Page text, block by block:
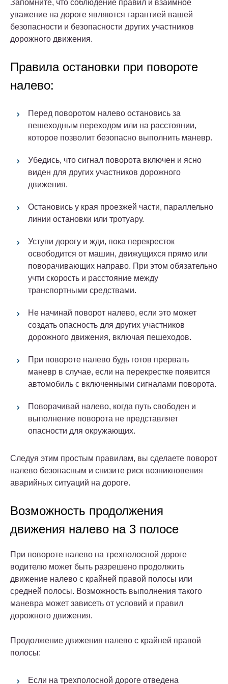
Запомните, что соблюдение правил и взаимное
уважение на дороге являются гарантией вашей
безопасности и безопасности других участников
дорожного движения.
Правила остановки при повороте
налево:
Перед поворотом налево остановись за
пешеходным переходом или на расстоянии,
которое позволит безопасно выполнить маневр.
Убедись, что сигнал поворота включен и ясно
виден для других участников дорожного
движения.
Остановись у края проезжей части, параллельно
линии остановки или тротуару.
Уступи дорогу и жди, пока перекресток
освободится от машин, движущихся прямо или
поворачивающих направо. При этом обязательно
учти скорость и расстояние между
транспортными средствами.
Не начинай поворот налево, если это может
создать опасность для других участников
дорожного движения, включая пешеходов.
При повороте налево будь готов прервать
маневр в случае, если на перекрестке появится
автомобиль с включенными сигналами поворота.
Поворачивай налево, когда путь свободен и
выполнение поворота не представляет
опасности для окружающих.
Следуя этим простым правилам, вы сделаете поворот
налево безопасным и снизите риск возникновения
аварийных ситуаций на дороге.
Возможность продолжения
движения налево на 3 полосе
При повороте налево на трехполосной дороге
водителю может быть разрешено продолжить
движение налево с крайней правой полосы или
средней полосы. Возможность выполнения такого
маневра может зависеть от условий и правил
дорожного движения.
Продолжение движения налево с крайней правой
полосы:
Если на трехполосной дороге отведена